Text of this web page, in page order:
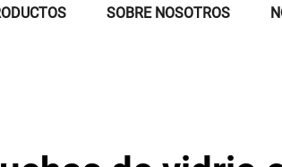
SOBRE NOSOTROS